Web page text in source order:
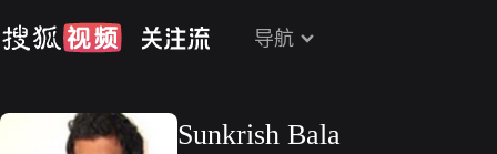
导航
Sunkrish Bala